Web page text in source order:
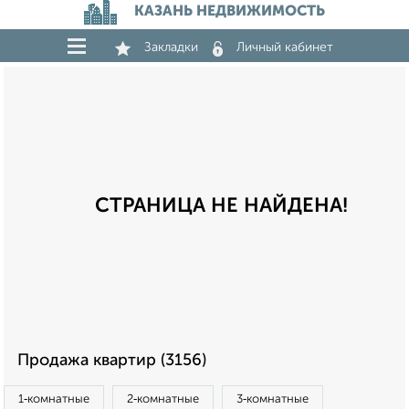
КАЗАНЬ НЕДВИЖИМОСТЬ
Закладки Личный кабинет
СТРАНИЦА НЕ НАЙДЕНА!
Продажа квартир (3156)
1‑комнатные 2‑комнатные 3‑комнатные